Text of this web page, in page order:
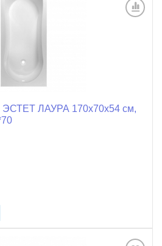
ЭСТЕТ ЛАУРА 170x70x54 см,